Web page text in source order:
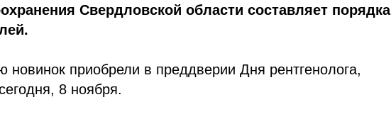
Свердловской области составляет порядка
новинок приобрели в преддверии Дня рентгенолога,
8 ноября.